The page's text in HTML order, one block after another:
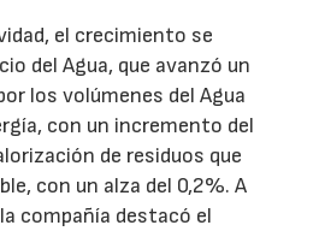
el crecimiento se
del Agua, que avanzó un
los volúmenes del Agua
con un incremento del
de residuos que
con un alza del 0,2%. A
compañía destacó el